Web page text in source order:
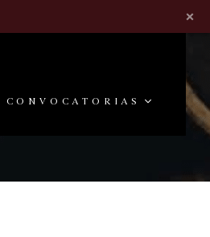
×
CONVOCATORIAS